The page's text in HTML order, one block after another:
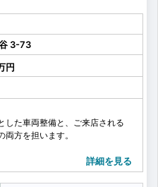
3-73
した車両整備と、ご来店される
方を担います。
軸となる車両の点検、修理
の窓口対応 など
詳細を見る